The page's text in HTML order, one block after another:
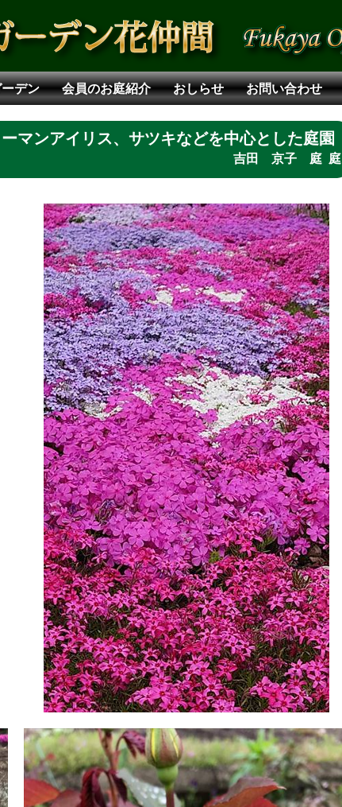
デン 会員のお庭紹介 おしらせ お問い合わせ
マンアイリス、サツキなどを中心とした庭園
吉田 京子 庭 庭